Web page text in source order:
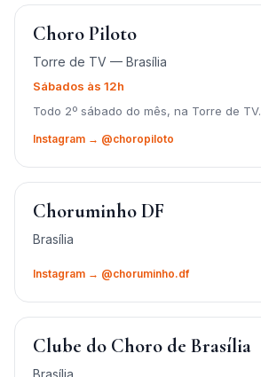
Choro Piloto
Torre de TV — Brasília
Sábados às 12h
Todo 2º sábado do mês, na Torre de TV.
Instagram → @choropiloto
Choruminho DF
Brasília
Instagram → @choruminho.df
Clube do Choro de Brasília